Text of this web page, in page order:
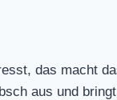
das macht
aus und